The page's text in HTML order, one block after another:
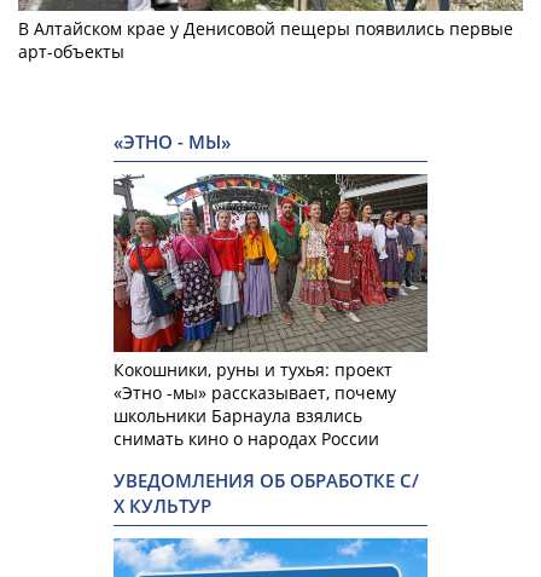
В Алтайском крае у Денисовой пещеры появились первые
арт-объекты
«ЭТНО - МЫ»
Кокошники, руны и тухья: проект
«Этно -мы» рассказывает, почему
школьники Барнаула взялись
снимать кино о народах России
УВЕДОМЛЕНИЯ ОБ ОБРАБОТКЕ С/
Х КУЛЬТУР